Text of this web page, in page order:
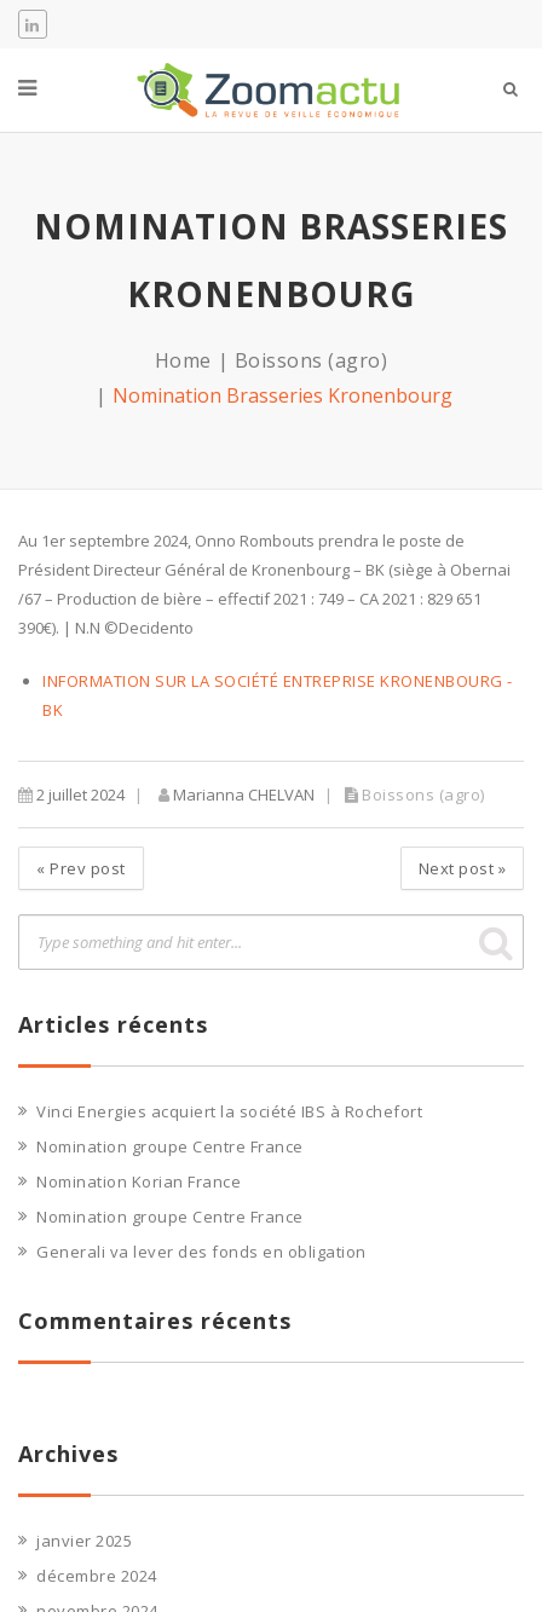
NOMINATION BRASSERIES
KRONENBOURG
Home
Boissons (agro)
Nomination Brasseries Kronenbourg
Au 1er septembre 2024, Onno Rombouts prendra le poste de
Président Directeur Général de Kronenbourg – BK (siège à Obernai
/67 – Production de bière – effectif 2021 : 749 – CA 2021 : 829 651
390€). | N.N ©Decidento
INFORMATION SUR LA SOCIÉTÉ ENTREPRISE KRONENBOURG -
BK
2 juillet 2024 Marianna CHELVAN Boissons (agro)
« Prev post Next post »
Articles récents
Vinci Energies acquiert la société IBS à Rochefort
Nomination groupe Centre France
Nomination Korian France
Nomination groupe Centre France
Generali va lever des fonds en obligation
Commentaires récents
Archives
janvier 2025
décembre 2024